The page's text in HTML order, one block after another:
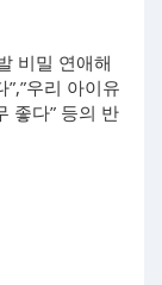
비밀 연애해
우리 아이유
좋다” 등의 반